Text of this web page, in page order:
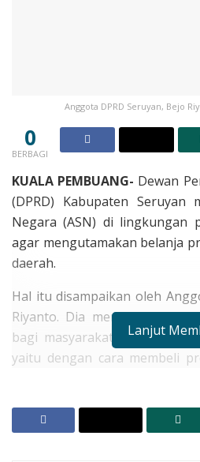
Anggota DPRD Seruyan, Bejo
0
BERBAGI
KUALA PEMBUANG- Dewan
(DPRD) Kabupaten Seruyan
Negara (ASN) di lingkungan
agar mengutamakan belanja
daerah.
Hal itu disampaikan oleh
Riyanto. Dia mengatakan
bagi masyarakat untuk
yaitu dengan cara membeli
RELATED POSTS
Lanjut